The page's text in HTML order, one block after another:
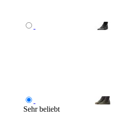
Sehr beliebt